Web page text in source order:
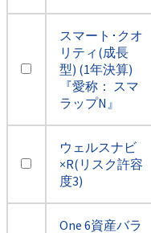
スマート･クオ
リティ(成長
型) (1年決算)
『愛称： スマ
ラップN』
ウェルスナビ
×R(リスク許容
度3)
One 6資産バラ